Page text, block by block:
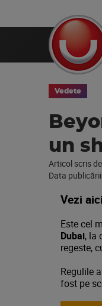
Vedete
un
Articol scris de
Data
Vezi
Este cel
Dubai, la
regeste,
Regulile
fost pe